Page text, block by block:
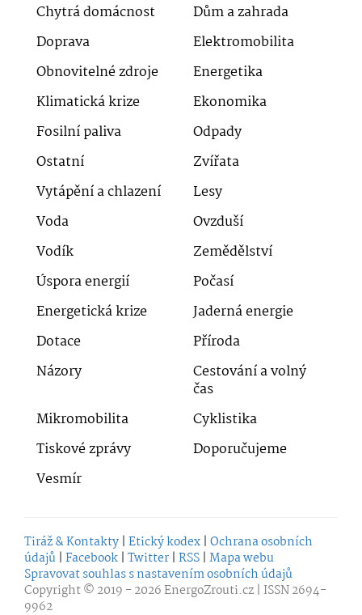
Chytrá domácnost
Dům a zahrada
Doprava
Elektromobilita
Obnovitelné zdroje
Energetika
Klimatická krize
Ekonomika
Fosilní paliva
Odpady
Ostatní
Zvířata
Vytápění a chlazení
Lesy
Voda
Ovzduší
Vodík
Zemědělství
Úspora energií
Počasí
Energetická krize
Jaderná energie
Dotace
Příroda
Názory
Cestování a volný
čas
Mikromobilita
Cyklistika
Tiskové zprávy
Doporučujeme
Vesmír
Tiráž & Kontakty | Etický kodex | Ochrana osobních
údajů | Facebook | Twitter | RSS | Mapa webu
Spravovat souhlas s nastavením osobních údajů
Copyright © 2019 - 2026EnergoZrouti.cz | ISSN 2694-
9962